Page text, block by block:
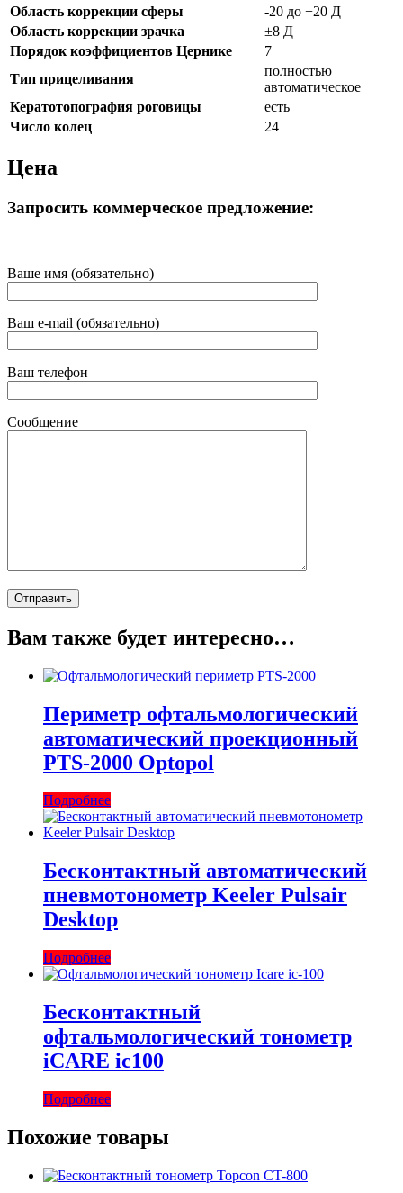
Область коррекции сферы
-20 до +20 Д
Область коррекции зрачка
±8 Д
Порядок коэффициентов Цернике
7
Тип прицеливания
полностью
автоматическое
Кератотопография роговицы
есть
Число колец
24
Цена
Запросить коммерческое предложение:
Ваше имя (обязательно)
Ваш e-mail (обязательно)
Ваш телефон
Сообщение
Вам также будет интересно…
Периметр офтальмологический
автоматический проекционный
PTS-2000 Optopol
Подробнее
Бесконтактный автоматический
пневмотонометр Keeler Pulsair
Desktop
Подробнее
Бесконтактный
офтальмологический тонометр
iCARE ic100
Подробнее
Похожие товары